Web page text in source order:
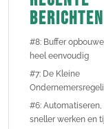
berichten
#8: Buffer
heel eenvoudig
#7: De Kleine
#6:
sneller werken en